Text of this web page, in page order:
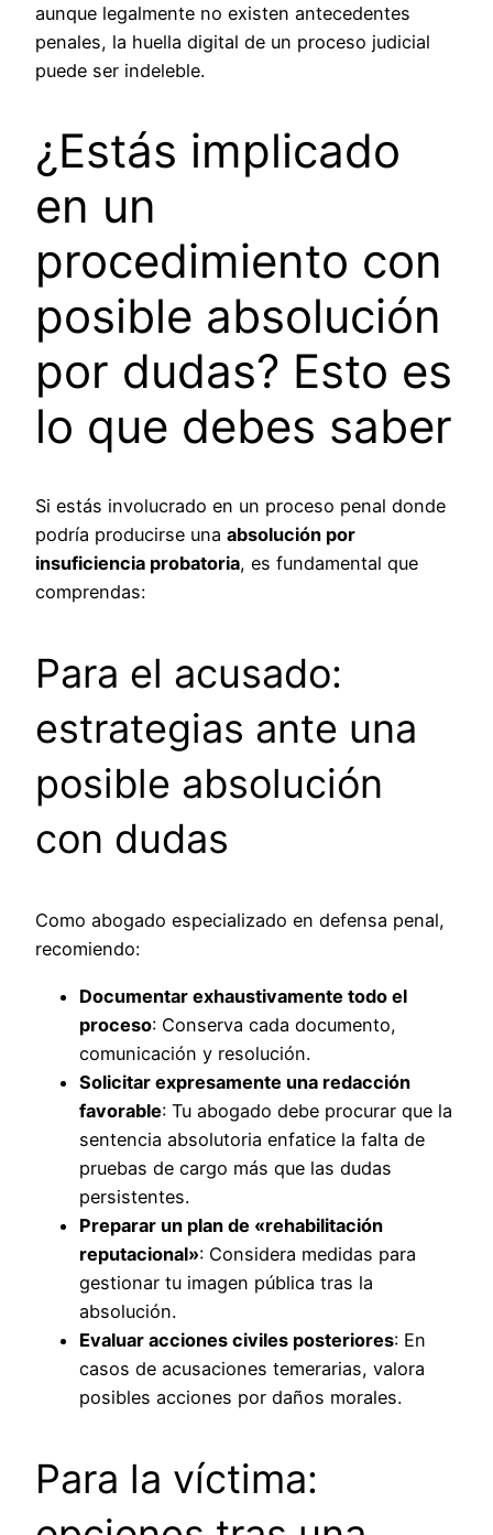
aunque legalmente no existen antecedentes
penales, la huella digital de un proceso judicial
puede ser indeleble.
¿Estás implicado
en un
procedimiento con
posible absolución
por dudas? Esto es
lo que debes saber
Si estás involucrado en un proceso penal donde
podría producirse una absolución por
insuficiencia probatoria, es fundamental que
comprendas:
Para el acusado:
estrategias ante una
posible absolución
con dudas
Como abogado especializado en defensa penal,
recomiendo:
Documentar exhaustivamente todo el
proceso: Conserva cada documento,
comunicación y resolución.
Solicitar expresamente una redacción
favorable: Tu abogado debe procurar que la
sentencia absolutoria enfatice la falta de
pruebas de cargo más que las dudas
persistentes.
Preparar un plan de «rehabilitación
reputacional»: Considera medidas para
gestionar tu imagen pública tras la
absolución.
Evaluar acciones civiles posteriores: En
casos de acusaciones temerarias, valora
posibles acciones por daños morales.
Para la víctima: